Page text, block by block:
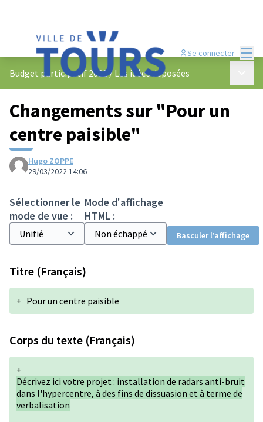
Se connecter
Budget participatif 2022/ Les idées déposées
Changements sur "Pour un
centre paisible"
Hugo ZOPPE
29/03/2022 14:06
Sélectionner le
mode de vue :
Mode d'affichage
HTML :
Basculer l’affichage
Titre (Français)
+ Pour un centre paisible
Corps du texte (Français)
+
Décrivez ici votre projet : installation de radars anti-bruit
dans l'hypercentre, à des fins de dissuasion et à terme de
verbalisation